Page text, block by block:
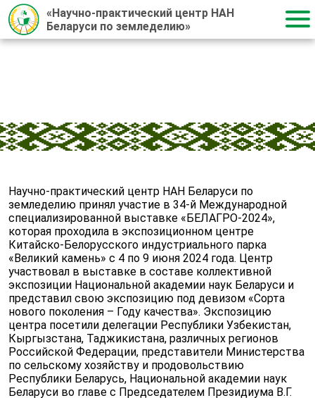
«Научно-практический центр НАН
Беларуси по земледелию»
Научно-практический центр НАН Беларуси по
земледелию принял участие в 34-й Международной
специализированной выставке «БЕЛАГРО-2024»,
которая проходила в экспозиционном центре
Китайско-Белорусского индустриального парка
«Великий камень» с 4 по 9 июня 2024 года. Центр
участвовал в выставке в составе коллективной
экспозиции Национальной академии наук Беларуси и
представил свою экспозицию под девизом «Сорта
нового поколения – Году качества». Экспозицию
центра посетили делегации Республики Узбекистан,
Кыргызстана, Таджикистана, различных регионов
Российской Федерации, представители Министерства
по сельскому хозяйству и продовольствию
Республики Беларусь, Национальной академии наук
Беларуси во главе с Председателем Президиума В.Г.